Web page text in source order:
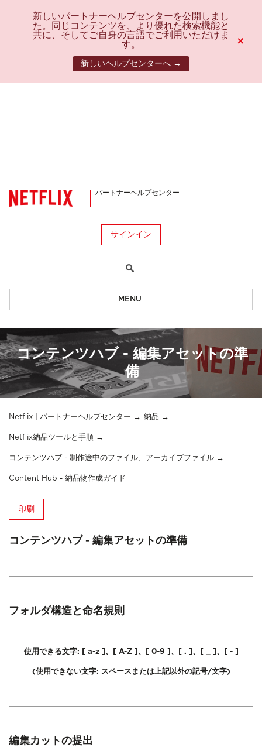
新しいパートナーヘルプセンターを公開しまし
た。同じコンテンツを、より優れた検索機能と
共に、そしてご自身の言語でご利用いただけま
す。
新しいヘルプセンターへ →
×
パートナーヘルプセンター
サインイン
MENU
コンテンツハブ - 編集アセットの準
備
Netflix | パートナーヘルプセンター 納品
Netflix納品ツールと手順
コンテンツハブ - 制作途中のファイル、アーカイブファイル
Content Hub - 納品物作成ガイド
印刷
コンテンツハブ - 編集アセットの準備
フォルダ構造と命名規則
使用できる文字: [ a-z ]、[ A-Z ]、[ 0-9 ]、[ . ]、[ _ ]、[ - ]
(使用できない文字: スペースまたは上記以外の記号/文字)
編集カットの提出